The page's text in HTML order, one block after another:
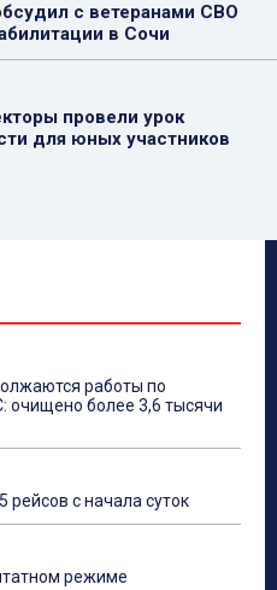
с ветеранами СВО
в Сочи
провели урок
для юных участников
работы по
очищено более 3,6 тысячи
с начала суток
режиме